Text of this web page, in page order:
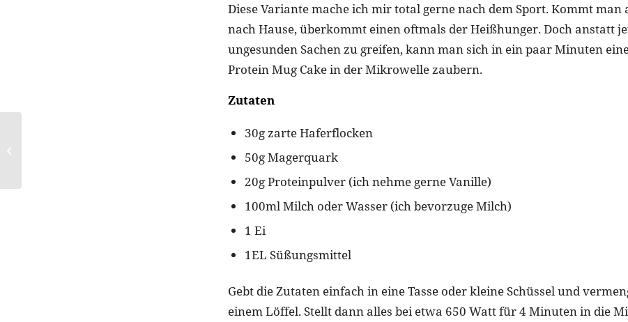
Diese Variante mache ich mir total gerne nach dem Sport. Kommt man
nach Hause, überkommt einen oftmals der Heißhunger. Doch anstatt
ungesunden Sachen zu greifen, kann man sich in ein paar Minuten
Protein Mug Cake in der Mikrowelle zaubern.
Zutaten
30g zarte Haferflocken
50g Magerquark
20g Proteinpulver (ich nehme gerne Vanille)
100ml Milch oder Wasser (ich bevorzuge Milch)
1 Ei
1EL Süßungsmittel
Gebt die Zutaten einfach in eine Tasse oder kleine Schüssel und
einem Löffel. Stellt dann alles bei etwa 650 Watt für 4 Minuten in die